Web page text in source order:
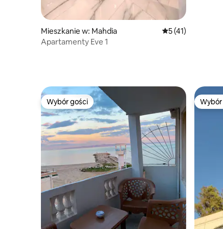
Mieszkanie w: Mahdia Średnia ocena: 5
5 (41)
Apartamenty Eve 1
Wybór gości
Wybór gości